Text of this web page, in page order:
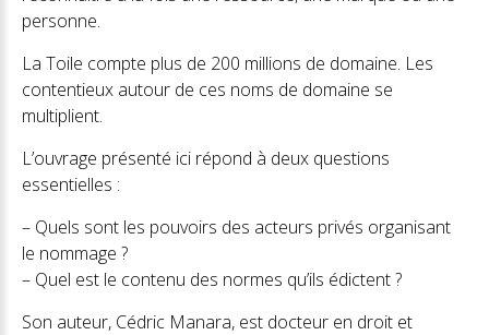
personne.
La Toile compte plus de 200 millions de domaine. Les
contentieux autour de ces noms de domaine se
multiplient.
L’ouvrage présenté ici répond à deux questions
essentielles :
– Quels sont les pouvoirs des acteurs privés organisant
le nommage ?
– Quel est le contenu des normes qu’ils édictent ?
Son auteur, Cédric Manara, est docteur en droit et